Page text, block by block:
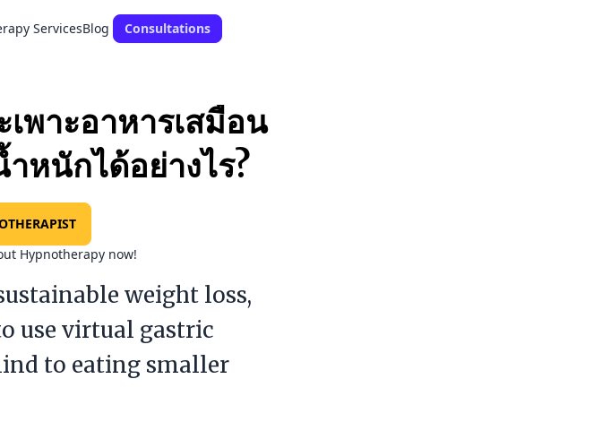
ServicesBlog Consultations
พาะอาหารเสมือน
หนักได้อย่างไร?
Hypnotherapy now!
weight loss,
use virtual gastric
to eating smaller